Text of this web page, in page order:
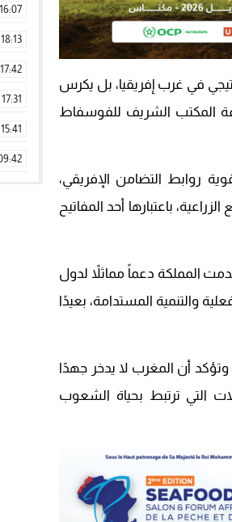
في غرب إفريقيا، بل يكرس
المكتب الشريف للفوسفاط
روابط التضامن الإفريقي،
باعتبارها أحد المفاتيح
المملكة دعماً مماثلاً لدول
والتنمية المستدامة، بعيدًا
وتؤكد أن المغرب لا يدخر جهدًا
التي ترتبط بحياة الشعوب
16:07
18:13
17:42
17:31
15:41